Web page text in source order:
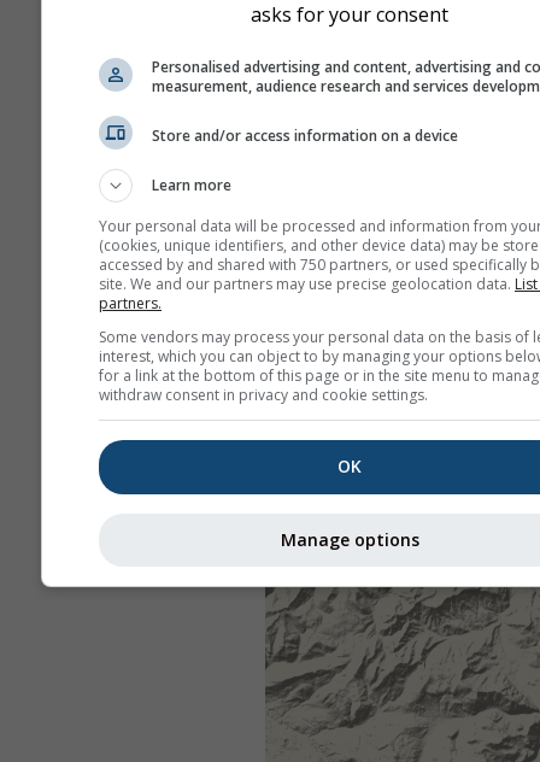
asks for your consent
Personalised advertising and content, advertising and
measurement, audience research and services
Store and/or access information on a device
Learn more
Your personal data will be processed and information from
(cookies, unique identifiers, and other device data) may be
accessed by and shared with 750 partners, or used specifically
site. We and our partners may use precise geolocation data.
partners.
Some vendors may process your personal data on the basis of
interest, which you can object to by managing your options
for a link at the bottom of this page or in the site menu to
withdraw consent in privacy and cookie settings.
OK
Manage options